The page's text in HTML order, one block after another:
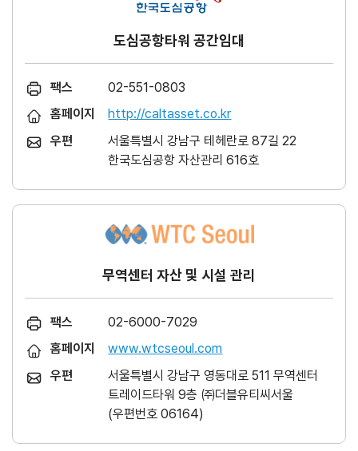
도심공항타워 공간임대
팩스
02-551-0803
홈페이지
http://caltasset.co.kr
우편
서울특별시 강남구 테헤란로 87길 22
한국도심공항 자산관리 616호
무역센터 자산 및 시설 관리
팩스
02-6000-7029
홈페이지
www.wtcseoul.com
우편
서울특별시 강남구 영동대로 511 무역센터
트레이드타워 9층 ㈜더블유티씨서울
(우편번호 06164)